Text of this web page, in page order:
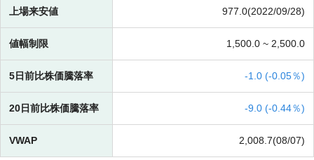
上場来安値 977.0(2022/09/28)
値幅制限 1,500.0 ~ 2,500.0
5日前比株価騰落率 -1.0 (-0.05％)
20日前比株価騰落率 -9.0 (-0.44％)
VWAP 2,008.7(08/07)